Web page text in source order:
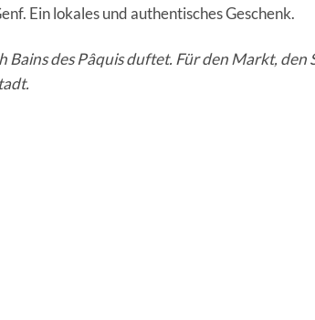
Ein lokales und authentisches Geschenk.
Bains des Pâquis duftet. Für den Markt, den